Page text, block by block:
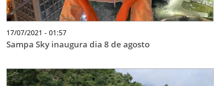
17/07/2021 - 01:57
Sampa Sky inaugura dia 8 de agosto